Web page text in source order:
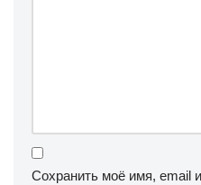
Сохранить моё имя, email